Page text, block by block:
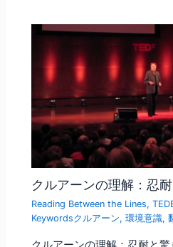
クルアーンの理解：忍
Reading Between the Lines,
Keywordsクルアーン,環境意識,